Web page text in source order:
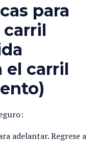
para
el carril
adelantar. Regrese a